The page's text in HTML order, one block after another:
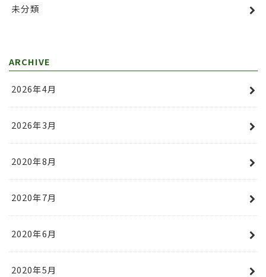
未分類
ARCHIVE
2026年4月
2026年3月
2020年8月
2020年7月
2020年6月
2020年5月